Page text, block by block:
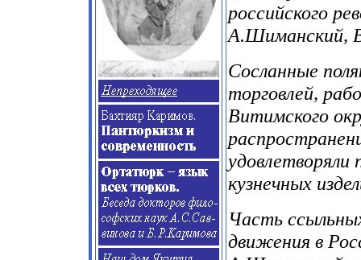
российского
А.Шиманский,
Сосланные
торговлей,
Витимского
удовлетворяли
кузнечных
Часть
движения в